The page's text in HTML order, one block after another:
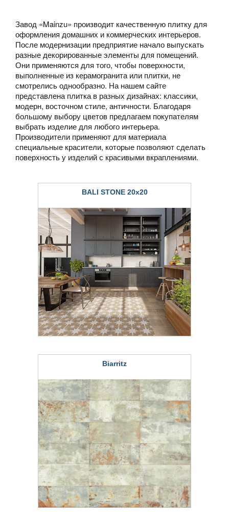
Завод «Mainzu» производит качественную плитку для
оформления домашних и коммерческих интерьеров.
После модернизации предприятие начало выпускать
разные декорированные элементы для помещений.
Они применяются для того, чтобы поверхности,
выполненные из керамогранита или плитки, не
смотрелись однообразно. На нашем сайте
представлена плитка в разных дизайнах: классики,
модерн, восточном стиле, античности. Благодаря
большому выбору цветов предлагаем покупателям
выбрать изделие для любого интерьера.
Производители применяют для материала
специальные красители, которые позволяют сделать
поверхность у изделий с красивыми вкраплениями.
BALI STONE 20x20
Biarritz